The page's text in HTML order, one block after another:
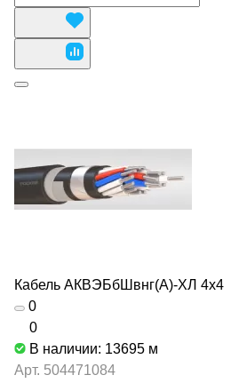
Кабель АКВЭБбШвнг(А)-ХЛ 4х4
0
0
В наличии: 13695 м
Арт. 504471084